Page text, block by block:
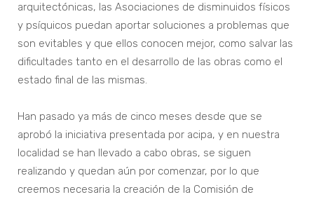
arquitectónicas, las Asociaciones de disminuidos físicos
y psíquicos puedan aportar soluciones a problemas que
son evitables y que ellos conocen mejor, como salvar las
dificultades tanto en el desarrollo de las obras como el
estado final de las mismas.
Han pasado ya más de cinco meses desde que se
aprobó la iniciativa presentada por acipa, y en nuestra
localidad se han llevado a cabo obras, se siguen
realizando y quedan aún por comenzar, por lo que
creemos necesaria la creación de la Comisión de